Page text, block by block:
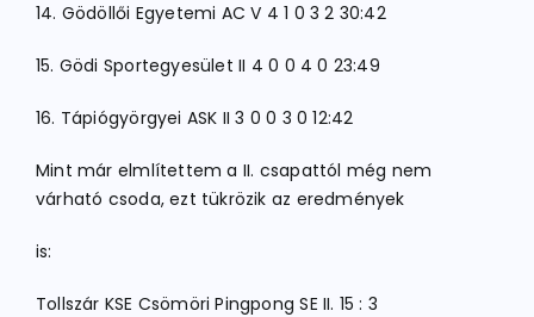
14. Gödöllői Egyetemi AC V 4 1 0 3 2 30:42
15. Gödi Sportegyesület II 4 0 0 4 0 23:49
16. Tápiógyörgyei ASK II 3 0 0 3 0 12:42
Mint már elmlítettem a II. csapattól még nem
várható csoda, ezt tükrözik az eredmények
is:
Tollszár KSE Csömöri Pingpong SE II. 15 : 3